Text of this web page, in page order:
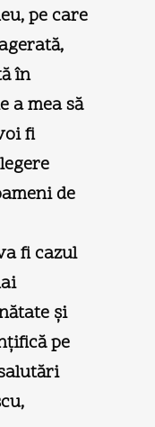
pe care
în
a mea să
fi
de
fi cazul
şi
pe